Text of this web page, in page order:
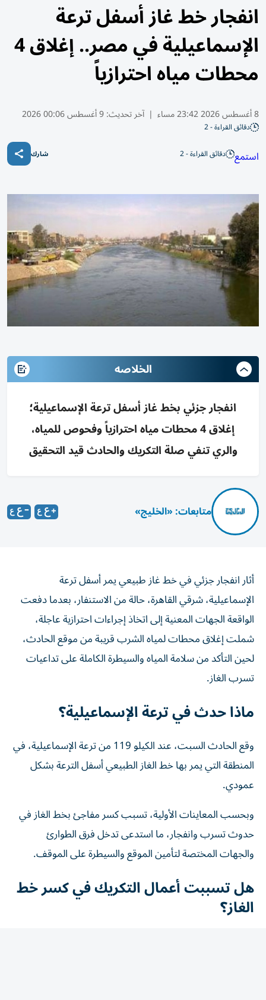
انفجار خط غاز أسفل ترعة
الإسماعيلية في مصر.. إغلاق 4
محطات مياه احترازياً
8 أغسطس 2026 23:42 مساء | آخر تحديث:9 أغسطس 00:06 2026
دقائق القراءة - 2
استمع دقائق القراءة - 2 شارك
الخلاصه
انفجار جزئي بخط غاز أسفل ترعة الإسماعيلية؛
إغلاق 4 محطات مياه احترازياً وفحوص للمياه،
والري تنفي صلة التكريك والحادث قيد التحقيق
متابعات: «الخليج»
أثار انفجار جزئي في خط غاز طبيعي يمر أسفل ترعة
الإسماعيلية، شرقي القاهرة، حالة من الاستنفار، بعدما دفعت
الواقعة الجهات المعنية إلى اتخاذ إجراءات احترازية عاجلة،
شملت إغلاق محطات لمياه الشرب قريبة من موقع الحادث،
لحين التأكد من سلامة المياه والسيطرة الكاملة على تداعيات
تسرب الغاز.
ماذا حدث في ترعة الإسماعيلية؟
المنطقة التي يمر بها خط الغاز الطبيعي أسفل الترعة بشكل
عمودي.
وبحسب المعاينات الأولية، تسبب كسر مفاجئ بخط الغاز في
حدوث تسرب وانفجار، ما استدعى تدخل فرق الطوارئ
والجهات المختصة لتأمين الموقع والسيطرة على الموقف.
هل تسببت أعمال التكريك في كسر خط
الغاز؟